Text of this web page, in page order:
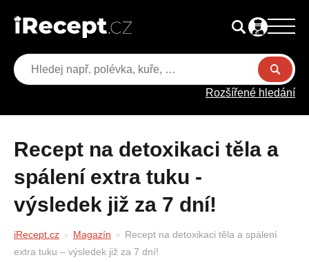
Rozšířené hledání
Recept na detoxikaci těla a
spálení extra tuku -
výsledek již za 7 dní!
iRecept.cz Magazín
Recept na detoxikaci těla a spálení
extra tuku – výsledek již za 7 dní!